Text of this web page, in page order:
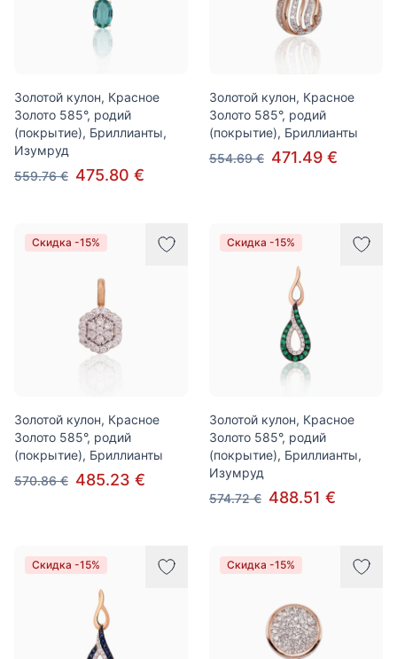
Золотой кулон, Красное
Золото 585°, родий
(покрытие), Бриллианты,
Изумруд
559.76 € 475.80 €
Золотой кулон, Красное
Золото 585°, родий
(покрытие), Бриллианты
554.69 € 471.49 €
Скидка -15%
Золотой кулон, Красное
Золото 585°, родий
(покрытие), Бриллианты
570.86 € 485.23 €
Скидка -15%
Золотой кулон, Красное
Золото 585°, родий
(покрытие), Бриллианты,
Изумруд
574.72 € 488.51 €
Скидка -15% Скидка -15%